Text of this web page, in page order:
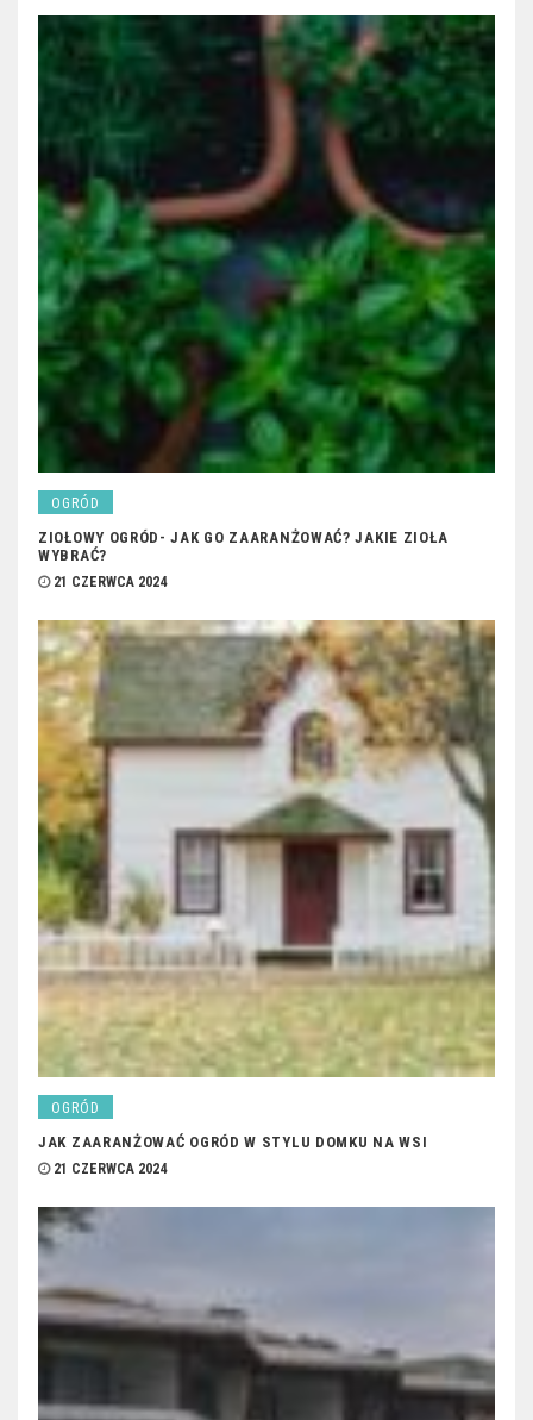
OGRÓD
ZIOŁOWY OGRÓD- JAK GO ZAARANŻOWAĆ? JAKIE ZIOŁA
WYBRAĆ?
21 CZERWCA 2024
OGRÓD
JAK ZAARANŻOWAĆ OGRÓD W STYLU DOMKU NA WSI
21 CZERWCA 2024